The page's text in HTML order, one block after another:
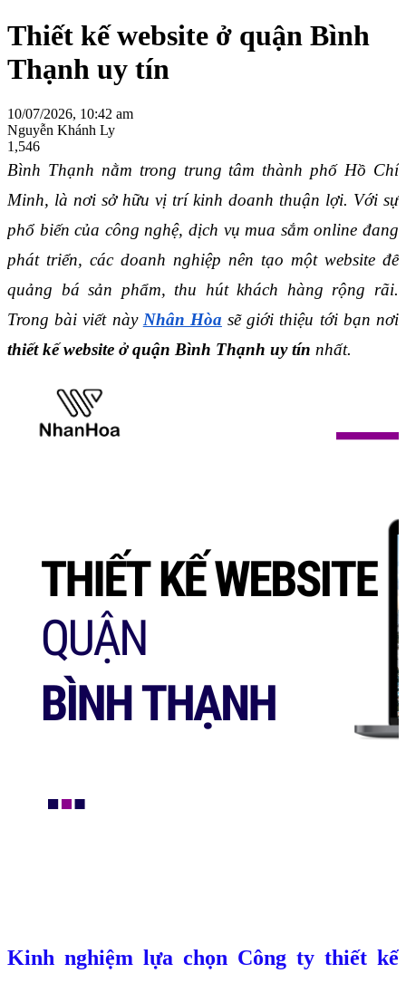
Thiết kế website ở quận Bình
Thạnh uy tín
10/07/2026, 10:42 am
Nguyễn Khánh Ly
1,546
Bình Thạnh nằm trong trung tâm thành phố Hồ Chí
Minh, là nơi sở hữu vị trí kinh doanh thuận lợi. Với sự
phổ biến của công nghệ, dịch vụ mua sắm online đang
phát triển, các doanh nghiệp nên tạo một website để
quảng bá sản phẩm, thu hút khách hàng rộng rãi.
Trong bài viết này Nhân Hòa
thiết kế website ở quận Bình Thạnh uy tín nhất.
Kinh nghiệm lựa chọn Công ty thiết kế